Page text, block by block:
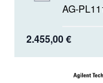
AG-
2.455,00 €